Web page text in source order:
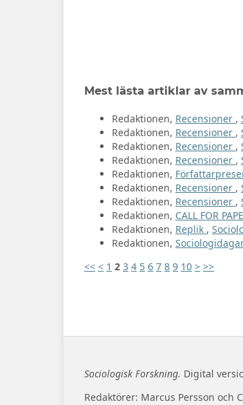
Mest lästa artiklar av
Redaktionen, Recensioner ,
Redaktionen, Recensioner ,
Redaktionen, Recensioner ,
Redaktionen, Recensioner ,
Redaktionen,
Redaktionen, Recensioner ,
Redaktionen, Recensioner ,
Redaktionen, CALL FOR
Redaktionen, Replik ,
Redaktionen,
<< < 1 2 3 4 5 6 7 8 9 10 > >>
Sociologisk Forskning. Digital
Redaktörer: Marcus Persson och